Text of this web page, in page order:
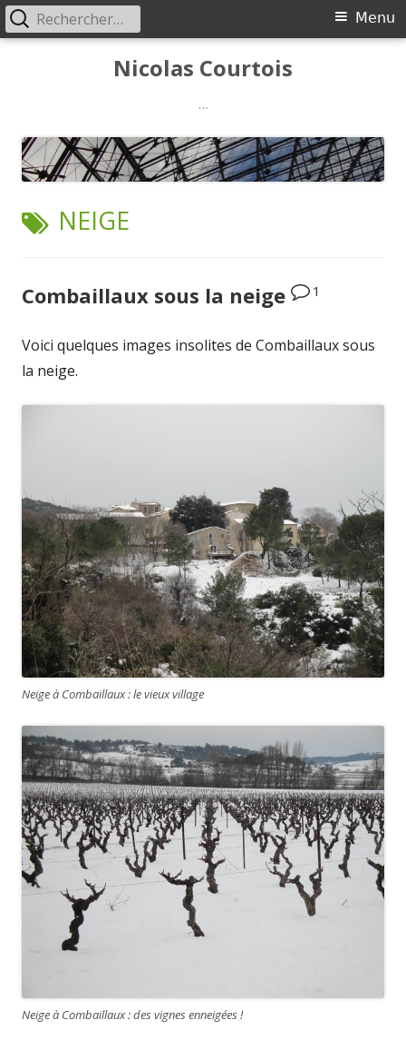
Nicolas Courtois
…
Menu
Menu
Rechercher :
ÉTIQUETTE :
NEIGE
Combaillaux sous la neige 1
Voici quelques images insolites de Combaillaux sous
la neige.
Neige à Combaillaux : le vieux village
Neige à Combaillaux : des vignes enneigées !